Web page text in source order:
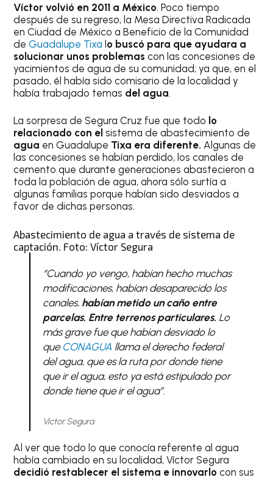
Víctor volvió en 2011 a México. Poco tiempo
después de su regreso, la Mesa Directiva Radicada
en Ciudad de México a Beneficio de la Comunidad
deGuadalupe Tixalo buscó para que ayudara a
solucionar unos problemas con las concesiones de
yacimientos de agua de su comunidad; ya que, en el
pasado, él había sido comisario de la localidad y
había trabajado temas del agua.
La sorpresa de Segura Cruz fue que todo lo
relacionado con elsistema de abastecimiento de
agua en Guadalupe Tixa era diferente. Algunas de
las concesiones se habían perdido, los canales de
cemento que durante generaciones abastecieron a
toda la población de agua, ahora sólo surtía a
algunas familias porque habían sido desviados a
favor de dichas personas.
Abastecimiento de agua a través de sistema de
captación. Foto: Víctor Segura
“Cuando yo vengo, habían hecho muchas
modificaciones, habían desaparecido los
canales, habían metido un caño entre
parcelas. Entre terrenos particulares. Lo
más grave fue que habían desviado lo
que CONAGUA llama el derecho federal
del agua, que es la ruta por donde tiene
que ir el agua, esto ya está estipulado por
donde tiene que ir el agua”.
Víctor Segura
Al ver que todo lo que conocía referente al agua
había cambiado en su localidad, Víctor Segura
decidió restablecer el sistema e innovarlocon sus